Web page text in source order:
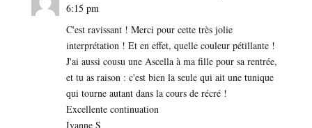
6:15 pm
C'est ravissant ! Merci pour cette très jolie
interprétation ! Et en effet, quelle couleur pétillante !
J'ai aussi cousu une Ascella à ma fille pour sa rentrée,
et tu as raison : c'est bien la seule qui ait une tunique
qui tourne autant dans la cours de récré !
Excellente continuation
Ivanne S